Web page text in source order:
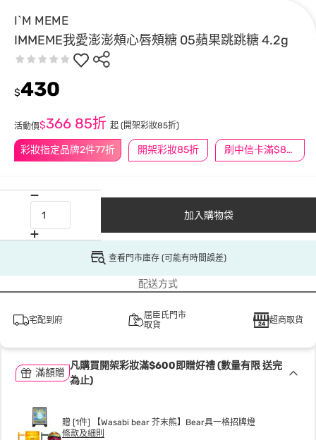
I`M MEME
IMMEME我愛澎澎頰心唇頰糖 05蘋果跳跳糖 4.2g
彩妝指定品牌2件77折 開架彩妝85折 刷中信卡滿$888送3萬點
$430
活動價$366 85折 起 (開架彩妝85折)
加入購物袋
查看門市庫存 (可能有時間誤差)
配送方式
宅配到府
屈臣氏門市
取貨
超商取貨
滿額贈
凡購買開架彩妝滿$600即贈好禮 (數量有限 送完
為止)
贈 [1件] 【Wasabi bear 芥末熊】Bear具一格招牌燈
條款及細則